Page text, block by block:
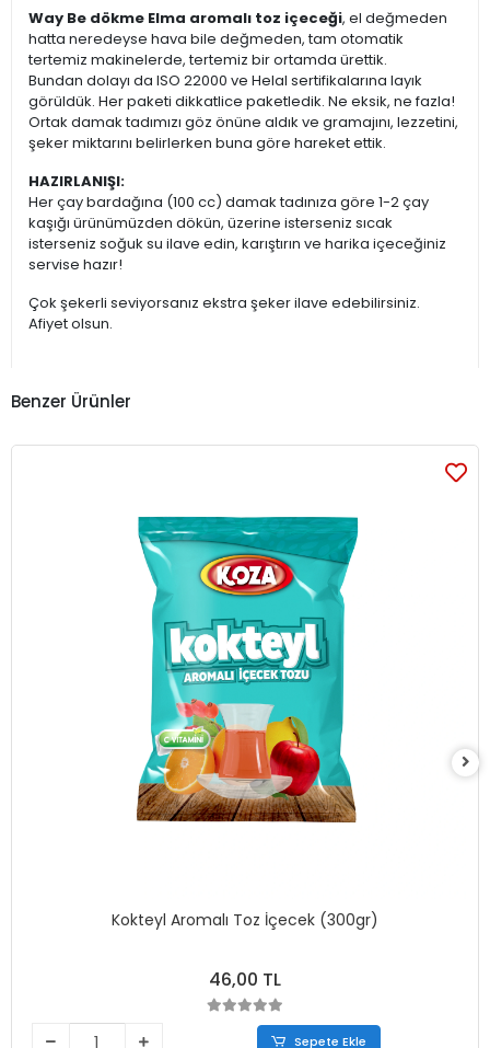
Way Be dökme Elma aromalı toz içeceği, el değmeden
hatta neredeyse hava bile değmeden, tam otomatik
tertemiz makinelerde, tertemiz bir ortamda ürettik.
Bundan dolayı da ISO 22000 ve Helal sertifikalarına layık
görüldük. Her paketi dikkatlice paketledik. Ne eksik, ne fazla!
Ortak damak tadımızı göz önüne aldık ve gramajını, lezzetini,
şeker miktarını belirlerken buna göre hareket ettik.
HAZIRLANIŞI:
Her çay bardağına (100 cc) damak tadınıza göre 1-2 çay
kaşığı ürünümüzden dökün, üzerine isterseniz sıcak
isterseniz soğuk su ilave edin, karıştırın ve harika içeceğiniz
servise hazır!
Çok şekerli seviyorsanız ekstra şeker ilave edebilirsiniz.
Afiyet olsun.
Benzer Ürünler
Kokteyl Aromalı Toz İçecek (300gr)
46,00 TL
Sepete Ekle